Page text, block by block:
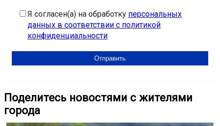
Я согласен(а) на обработку персональных
данных в соответствии с политикой
конфиденциальности
Поделитесь новостями с жителями
города